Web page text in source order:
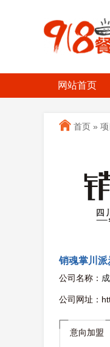
网站首页
首页 » 项
销魂掌川派
公司名称：
公司网址：
意向加盟